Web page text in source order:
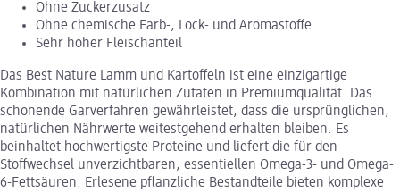
Ohne Zuckerzusatz
Ohne chemische Farb-, Lock- und Aromastoffe
Sehr hoher Fleischanteil
Das Best Nature Lamm und Kartoffeln ist eine einzigartige
Kombination mit natürlichen Zutaten in Premiumqualität. Das
schonende Garverfahren gewährleistet, dass die ursprünglichen,
natürlichen Nährwerte weitestgehend erhalten bleiben. Es
beinhaltet hochwertigste Proteine und liefert die für den
Stoffwechsel unverzichtbaren, essentiellen Omega-3- und Omega-
6-Fettsäuren. Erlesene pflanzliche Bestandteile bieten komplexe